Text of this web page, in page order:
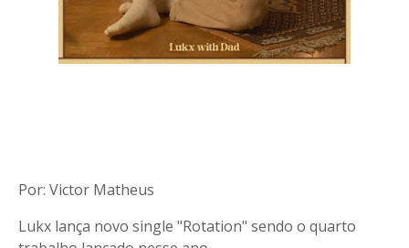
Por: Victor Matheus
Lukx lança novo single "Rotation" sendo o quarto